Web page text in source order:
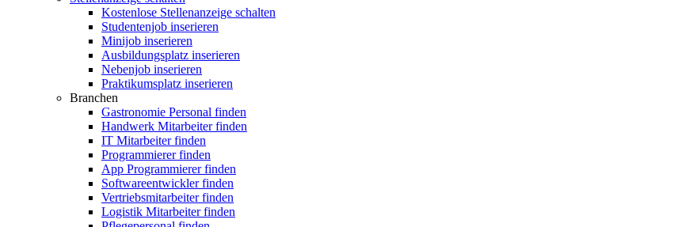
Kostenlose Stellenanzeige schalten
Studentenjob inserieren
Minijob inserieren
Ausbildungsplatz inserieren
Nebenjob inserieren
Praktikumsplatz inserieren
Branchen
Gastronomie Personal finden
Handwerk Mitarbeiter finden
IT Mitarbeiter finden
Programmierer finden
App Programmierer finden
Softwareentwickler finden
Vertriebsmitarbeiter finden
Logistik Mitarbeiter finden